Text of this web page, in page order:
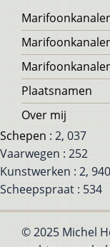
Voet
Plaatsnamen
Over mij
Schepen : 2, 037
Vaarwegen : 252
Kunstwerken : 2, 940
Scheepspraat : 534
© 2025 Michel